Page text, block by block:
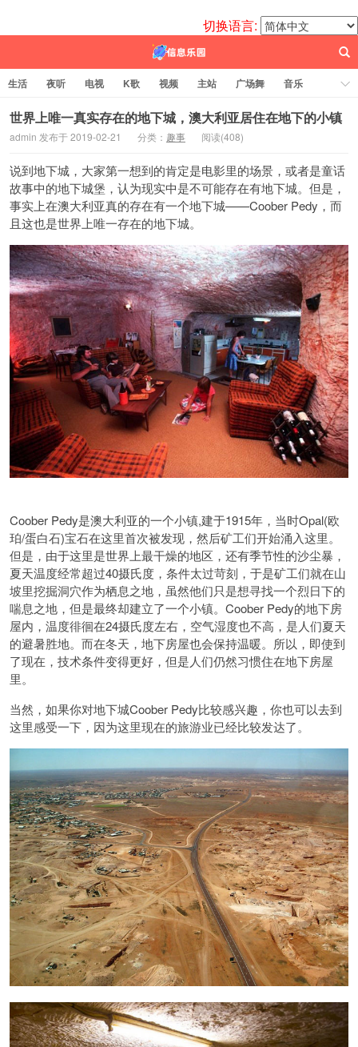
切换语言:
百信之源
生活 夜听 电视 K歌 视频 主站 广场舞
音乐
歌曲
电台 图片 热舞 科技 代码 电影 标签云
世界上唯一真实存在的地下城，澳大利亚居住在地下的小镇
admin 发布于 2019-02-21 分类： 趣事 阅读(408)
说到地下城，大家第一想到的肯定是电影里的场景，或者是童话
故事中的地下城堡，认为现实中是不可能存在有地下城。但是，
事实上在澳大利亚真的存在有一个地下城——Coober Pedy，而
且这也是世界上唯一存在的地下城。
Coober Pedy是澳大利亚的一个小镇,建于1915年，当时Opal(欧
珀/蛋白石)宝石在这里首次被发现，然后矿工们开始涌入这里。
但是，由于这里是世界上最干燥的地区，还有季节性的沙尘暴，
夏天温度经常超过40摄氏度，条件太过苛刻，于是矿工们就在山
坡里挖掘洞穴作为栖息之地，虽然他们只是想寻找一个烈日下的
喘息之地，但是最终却建立了一个小镇。Coober Pedy的地下房
屋内，温度徘徊在24摄氏度左右，空气湿度也不高，是人们夏天
的避暑胜地。而在冬天，地下房屋也会保持温暖。所以，即使到
了现在，技术条件变得更好，但是人们仍然习惯住在地下房屋
里。
当然，如果你对地下城Coober Pedy比较感兴趣，你也可以去到
这里感受一下，因为这里现在的旅游业已经比较发达了。